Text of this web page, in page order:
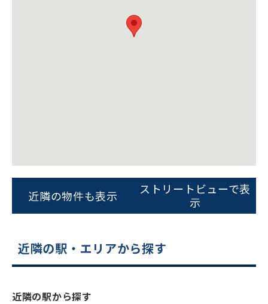
をお伝えいただくと
スムーズにご案内できます
0120-620-213
電話でお問い合わせ
近隣の物件も表示
ストリートビューで表
示
近隣の駅・エリアから探す
近隣の駅から探す